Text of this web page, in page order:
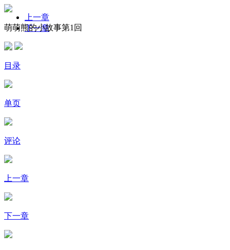
萌萌熊的小故事第1回
上一章
下一章
目录
单页
评论
上一章
下一章